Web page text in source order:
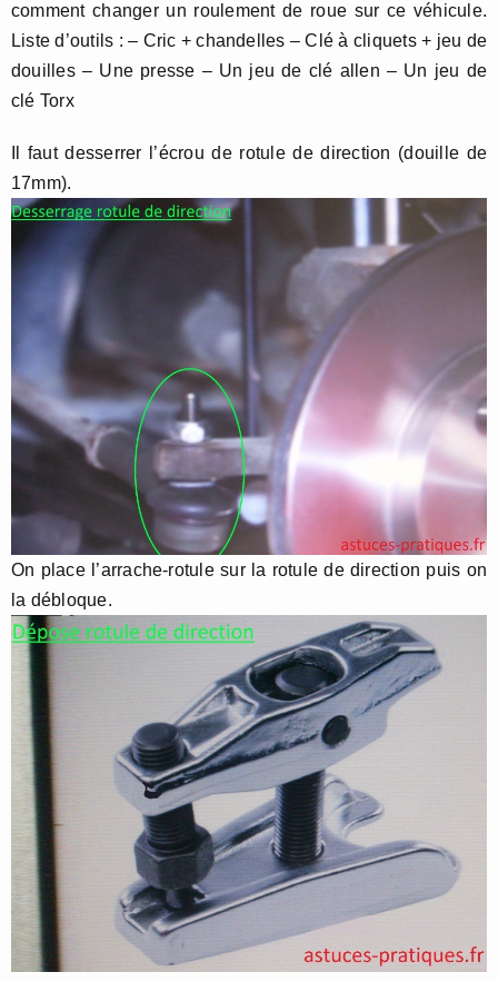
comment changer un roulement de roue sur ce véhicule.
Liste d’outils : – Cric + chandelles – Clé à cliquets + jeu de
douilles – Une presse – Un jeu de clé allen – Un jeu de
clé Torx
Il faut desserrer l’écrou de rotule de direction (douille de
17mm).
On place l’arrache-rotule sur la rotule de direction puis on
la débloque.